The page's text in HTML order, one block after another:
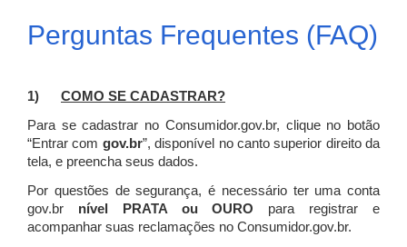
Perguntas Frequentes (FAQ)
1) COMO SE CADASTRAR?
Para se cadastrar no Consumidor.gov.br, clique no botão
“Entrar com gov.br”, disponível no canto superior direito da
tela, e preencha seus dados.
Por questões de segurança, é necessário ter uma conta
gov.br nível PRATA ou OURO para registrar e
acompanhar suas reclamações no Consumidor.gov.br.